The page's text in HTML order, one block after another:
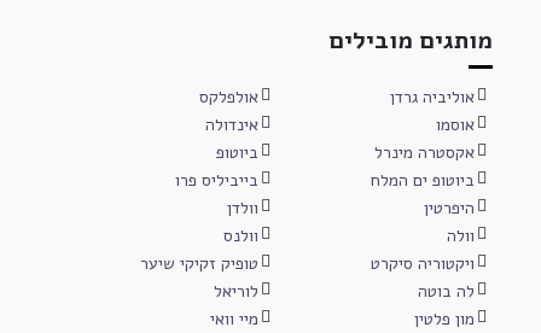
מותגים מובילים
אוליביה גרדן
אולפלקס
אוסמו
אינדולה
אקסטרה מינרל
ביוטופ
ביוטופ ים המלח
בייביליס פרו
היפרטין
וולדן
וולה
וולנס
ויקטוריה סיקרט
טופיק זקיקי שיער
לה בוטה
לוריאל
מון פלטין
מיי וואי